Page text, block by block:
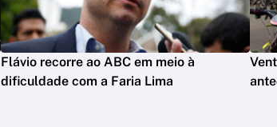
Flávio recorre ao ABC em meio à
dificuldade com a Faria Lima